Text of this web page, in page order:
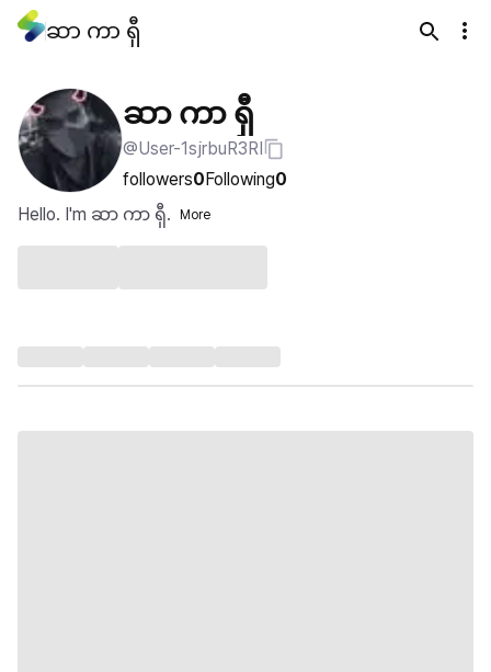
ဆာ ကာ ရှီ
ဆာ ကာ ရှီ
@User-1sjrbuR3RI
followers0Following0
Hello. I'm ဆာ ကာ ရှီ.
More